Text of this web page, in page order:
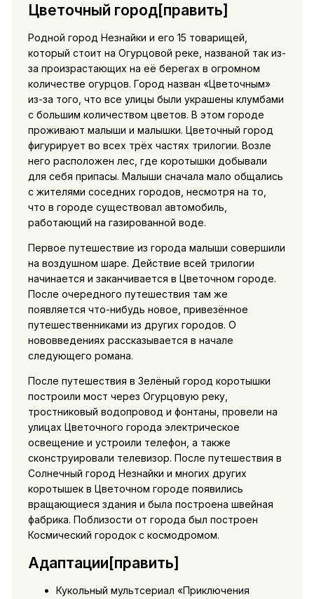
Цветочный город[править]
Родной город Незнайки и его 15 товарищей,
который стоит на Огурцовой реке, названой так из-
за произрастающих на её берегах в огромном
количестве огурцов. Город назван «Цветочным»
из-за того, что все улицы были украшены клумбами
с большим количеством цветов. В этом городе
проживают малыши и малышки. Цветочный город
фигурирует во всех трёх частях трилогии. Возле
него расположен лес, где коротышки добывали
для себя припасы. Малыши сначала мало общались
с жителями соседних городов, несмотря на то,
что в городе существовал автомобиль,
работающий на газированной воде.
Первое путешествие из города малыши совершили
на воздушном шаре. Действие всей трилогии
начинается и заканчивается в Цветочном городе.
После очередного путешествия там же
появляется что-нибудь новое, привезённое
путешественниками из других городов. О
нововведениях рассказывается в начале
следующего романа.
После путешествия в Зелёный город коротышки
построили мост через Огурцовую реку,
тростниковый водопровод и фонтаны, провели на
улицах Цветочного города электрическое
освещение и устроили телефон, а также
сконструировали телевизор. После путешествия в
Солнечный город Незнайки и многих других
коротышек в Цветочном городе появились
вращающиеся здания и была построена швейная
фабрика. Поблизости от города был построен
Космический городок с космодромом.
Адаптации[править]
Кукольный мультсериал «Приключения